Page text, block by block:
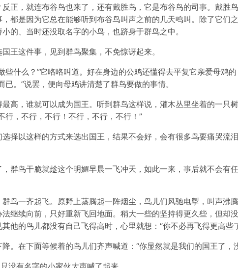
正，就连布谷鸟也来了，还有戴胜鸟，它是布谷鸟的司事。戴胜鸟
都是因为它总在能够听到布谷鸟叫声之前的几天鸣叫。除了它们之
的、当时还没取名字的小鸟，也跻身于群鸟之中。
王这件事，见到群鸟聚集，不免惊讶起来。
些什么？”它咯咯叫道。好在身边的公鸡还懂得去平复它亲爱母鸡的
已。”说罢，便向母鸡讲清楚了群鸟要做的事情。
高，谁就可以成为国王。听到群鸟这样说，灌木丛里坐着的一只树
行，不行，不行！不行，不行，不行！”
择以这样的方式来选出国王，结果不会好，会有很多鸟要痛哭流
群鸟干脆就趁这个明媚早晨一飞冲天，如此一来，事后就不会有
鸟一齐起飞。原野上蒸腾起一阵烟尘，鸟儿们风驰电掣，叫声
继续向前，只好重新飞回地面。稍大一些的坚持得更久些，但
他的鸟儿都没有自己飞得高时，心里就想：“你不必再飞得更高些
。在下面等候着的鸟儿们齐声喊道：“你显然就是我们的国王了，
没有名字的小家伙大声喊了起来。